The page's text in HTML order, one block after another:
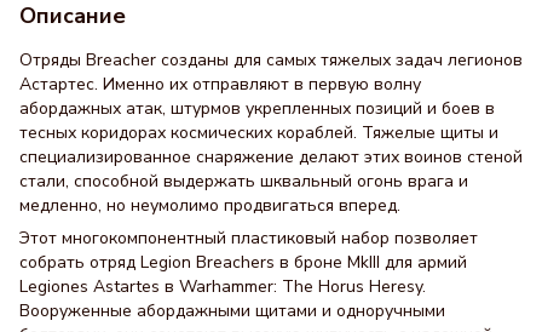
Описание
Отряды Breacher созданы для самых тяжелых задач легионов
Астартес. Именно их отправляют в первую волну
абордажных атак, штурмов укрепленных позиций и боев в
тесных коридорах космических кораблей. Тяжелые щиты и
специализированное снаряжение делают этих воинов стеной
стали, способной выдержать шквальный огонь врага и
медленно, но неумолимо продвигаться вперед.
Этот многокомпонентный пластиковый набор позволяет
собрать отряд Legion Breachers в броне MkIII для армий
Legiones Astartes в Warhammer: The Horus Heresy.
Вооруженные абордажными щитами и одноручными